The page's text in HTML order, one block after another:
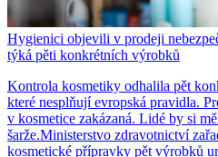
Hygienici objevili v prodeji
týká pěti konkrétních výrobků
Kontrola kosmetiky odhalila pět
které nesplňují evropská pravidla.
v kosmetice zakázaná. Lidé by si
šarže.Ministerstvo zdravotnictví
kosmetické přípravky pět výrobků